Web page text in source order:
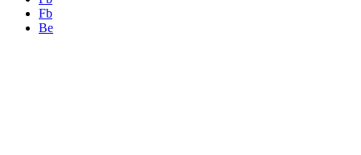
Fb
Be